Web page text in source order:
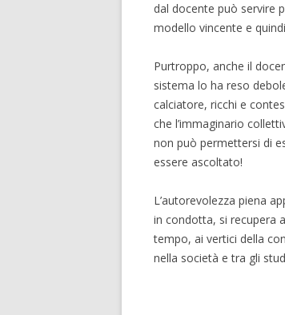
dal docente può servire
modello vincente e
Purtroppo, anche il
sistema lo ha reso
calciatore, ricchi e
che l’immaginario
non può permettersi di
essere ascoltato!
L’autorevolezza piena
in condotta, si recupera
tempo, ai vertici della
nella società e tra gli